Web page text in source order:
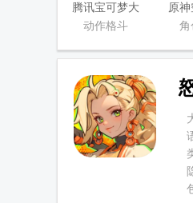
腾讯宝可梦大
集结国服正式
动作格斗
原
角